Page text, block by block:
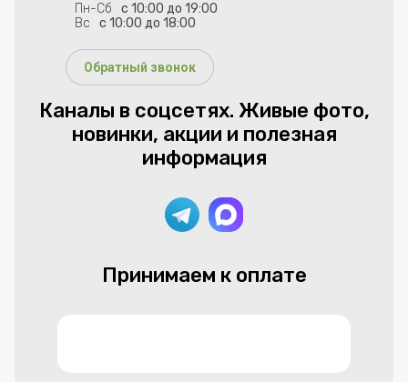
Пн-Сб
с 10:00 до 19:00
Вс
с 10:00 до 18:00
Обратный звонок
Каналы в соцсетях. Живые фото,
новинки, акции и полезная
информация
Принимаем к оплате